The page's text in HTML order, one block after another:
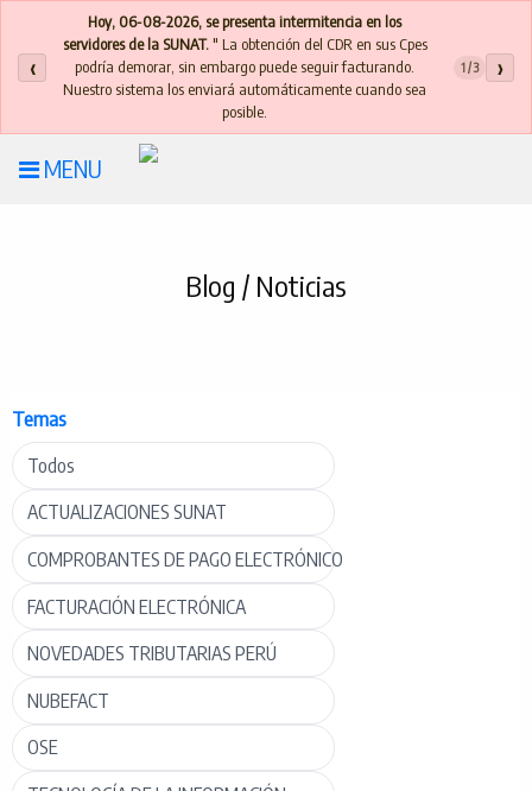
Hoy, 06-08-2026, se presenta intermitencia en los
servidores de la SUNAT." La obtención del CDR en sus Cpes
podría demorar, sin embargo puede seguir facturando.
Nuestro sistema los enviará automáticamente cuando sea
posible.
‹ 1 / 3 ›
MENU
Blog / Noticias
Temas
Todos
ACTUALIZACIONES SUNAT
COMPROBANTES DE PAGO ELECTRÓNICO
FACTURACIÓN ELECTRÓNICA
NOVEDADES TRIBUTARIAS PERÚ
NUBEFACT
OSE